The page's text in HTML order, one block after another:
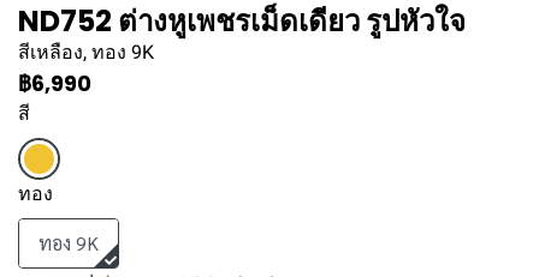
ND752 ต่างหูเพชรเม็ดเดียว รูปหัวใจ
สีเหลือง, ทอง 9K
฿6,990
สี
ทอง
ทอง 9K